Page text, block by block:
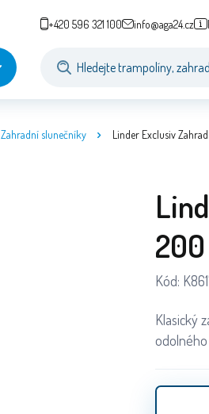
+420 596 321 100 info@aga24.cz
Zahradní slunečníky Linder Exclusiv
Kód:
Klasický